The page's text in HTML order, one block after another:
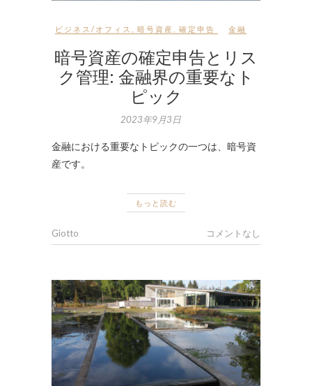
ビジネス/オフィス 暗号資産 確定申告 金融
暗号資産の確定申告とリス
ク管理: 金融界の重要なト
ピック
2023年9月3日
金融における重要なトピックの一つは、暗号資
産です。
もっと読む
Giotto コメントなし